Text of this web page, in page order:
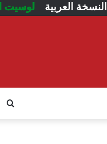
لوسيت النسخة العربية